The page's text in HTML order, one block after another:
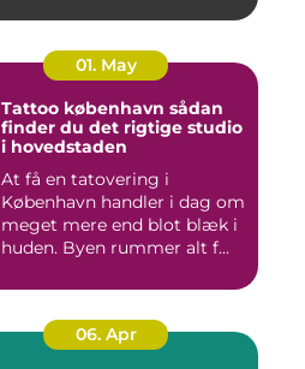
01. May
Tattoo københavn sådan
finder du det rigtige studio
i hovedstaden
At få en tatovering i
København handler i dag om
meget mere end blot blæk i
huden. Byen rummer alt f...
06. Apr